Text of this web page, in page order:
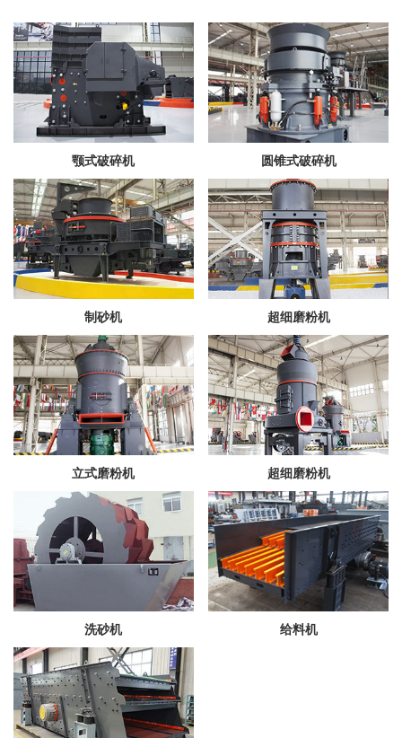
颚式破碎机 圆锥式破碎机
制砂机 超细磨粉机
立式磨粉机 超细磨粉机
洗砂机 给料机